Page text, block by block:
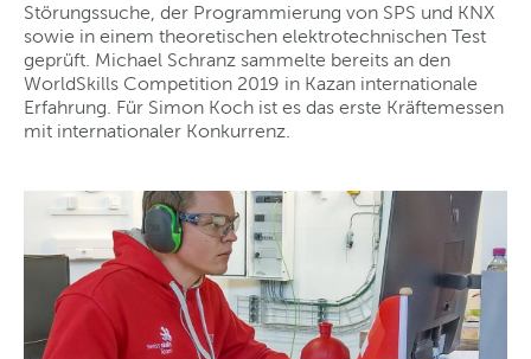
Störungssuche, der Programmierung von SPS und KNX
sowie in einem theoretischen elektrotechnischen Test
geprüft. Michael Schranz sammelte bereits an den
WorldSkills Competition 2019 in Kazan internationale
Erfahrung. Für Simon Koch ist es das erste Kräftemessen
mit internationaler Konkurrenz.